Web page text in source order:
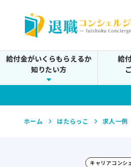
給付金がいくらもらえるか
知りたい方
給
ホーム はたらっこ 求人一例
キャリアコンシ